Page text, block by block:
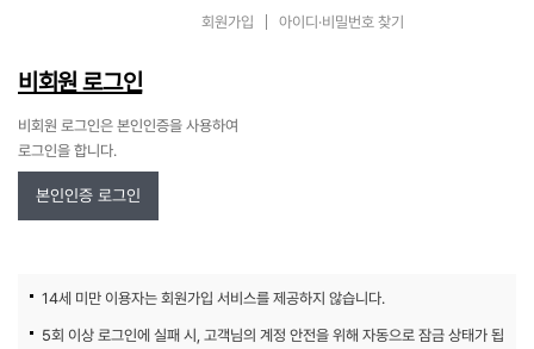
회원가입 아이디·비밀번호 찾기
비회원 로그인
비회원 로그인은 본인인증을 사용하여
로그인을 합니다.
본인인증 로그인
14세 미만 이용자는 회원가입 서비스를 제공하지 않습니다.
5회 이상 로그인에 실패 시, 고객님의 계정 안전을 위해 자동으로 잠금 상태가 됩